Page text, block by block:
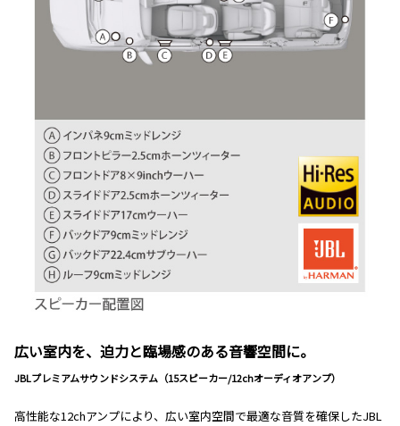
広い室内を、迫力と臨場感のある音響空間に。
JBLプレミアムサウンドシステム（15スピーカー/12chオーディオアンプ）
高性能な12chアンプにより、広い室内空間で最適な音質を確保したJBL